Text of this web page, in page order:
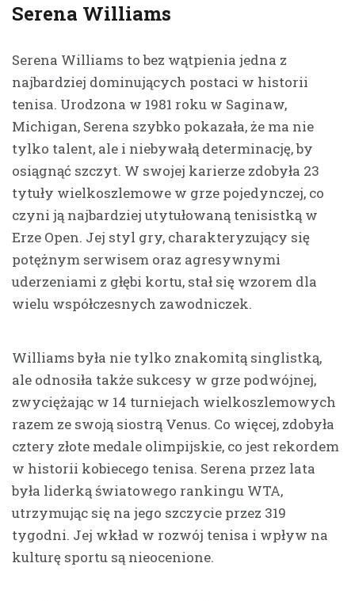
Serena Williams
Serena Williams to bez wątpienia jedna z
najbardziej dominujących postaci w historii
tenisa. Urodzona w 1981 roku w Saginaw,
Michigan, Serena szybko pokazała, że ma nie
tylko talent, ale i niebywałą determinację, by
osiągnąć szczyt. W swojej karierze zdobyła 23
tytuły wielkoszlemowe w grze pojedynczej, co
czyni ją najbardziej utytułowaną tenisistką w
Erze Open. Jej styl gry, charakteryzujący się
potężnym serwisem oraz agresywnymi
uderzeniami z głębi kortu, stał się wzorem dla
wielu współczesnych zawodniczek.
Williams była nie tylko znakomitą singlistką,
ale odnosiła także sukcesy w grze podwójnej,
zwyciężając w 14 turniejach wielkoszlemowych
razem ze swoją siostrą Venus. Co więcej, zdobyła
cztery złote medale olimpijskie, co jest rekordem
w historii kobiecego tenisa. Serena przez lata
była liderką światowego rankingu WTA,
utrzymując się na jego szczycie przez 319
tygodni. Jej wkład w rozwój tenisa i wpływ na
kulturę sportu są nieocenione.